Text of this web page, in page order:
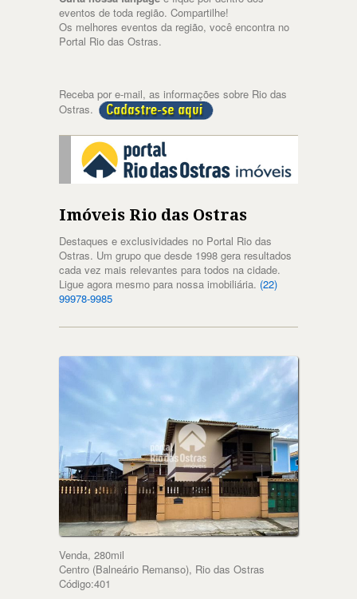
eventos de toda região. Compartilhe!
Os melhores eventos da região, você encontra no
Portal Rio das Ostras.
Receba por e-mail, as informações sobre Rio das
Ostras.
Imóveis Rio das Ostras
Destaques e exclusividades no Portal Rio das
Ostras. Um grupo que desde 1998 gera resultados
cada vez mais relevantes para todos na cidade.
Ligue agora mesmo para nossa imobiliária. (22)
99978-9985
Venda, 280mil
Centro (Balneário Remanso), Rio das Ostras
Código:401